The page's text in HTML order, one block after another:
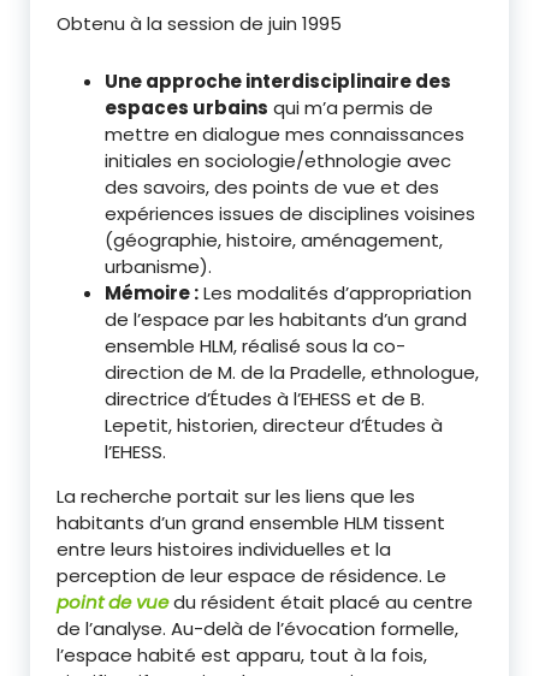
Obtenu à la session de juin 1995
Une approche interdisciplinaire des
espaces urbains qui m’a permis de
mettre en dialogue mes connaissances
initiales en sociologie/ethnologie avec
des savoirs, des points de vue et des
expériences issues de disciplines voisines
(géographie, histoire, aménagement,
urbanisme).
Mémoire :Les modalités d’appropriation
de l’espace par les habitants d’un grand
ensemble HLM, réalisé sous la co-
direction de M. de la Pradelle, ethnologue,
directrice d’Études à l’EHESS et de B.
Lepetit, historien, directeur d’Études à
l’EHESS.
La recherche portait sur les liens que les
habitants d’un grand ensemble HLM tissent
entre leurs histoires individuelles et la
perception de leur espace de résidence. Le
point de vuedu résident était placé au centre
de l’analyse. Au-delà de l’évocation formelle,
l’espace habité est apparu, tout à la fois,